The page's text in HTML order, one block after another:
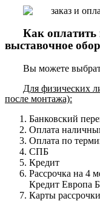
Как оплатить
выставочное
Вы можете
Для физических
после монтажа):
Банковский
Оплата
Оплата по
СПБ
Кредит
Рассрочка на 4
Кредит Европа
Карты рассрочки